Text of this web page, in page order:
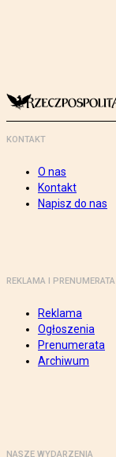
KONTAKT
O nas
Kontakt
Napisz do nas
REKLAMA I PRENUMERATA
Reklama
Ogłoszenia
Prenumerata
Archiwum
NASZE WYDARZENIA